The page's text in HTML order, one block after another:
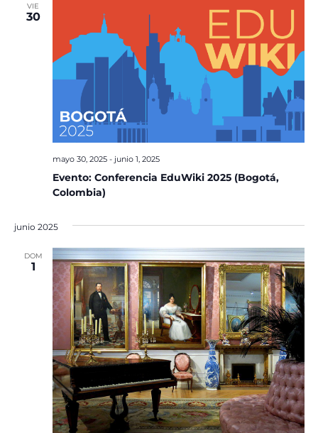
VIE
30
Evento: Conferencia EduWiki 2025 (Bogotá,
Colombia)
mayo 30, 2025- junio 1, 2025
junio 2025
DOM
1